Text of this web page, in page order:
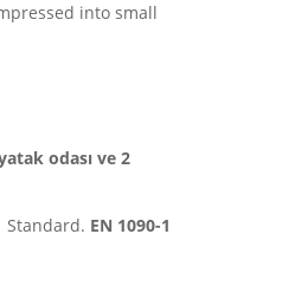
into small
odası ve 2
Standard. EN 1090-1